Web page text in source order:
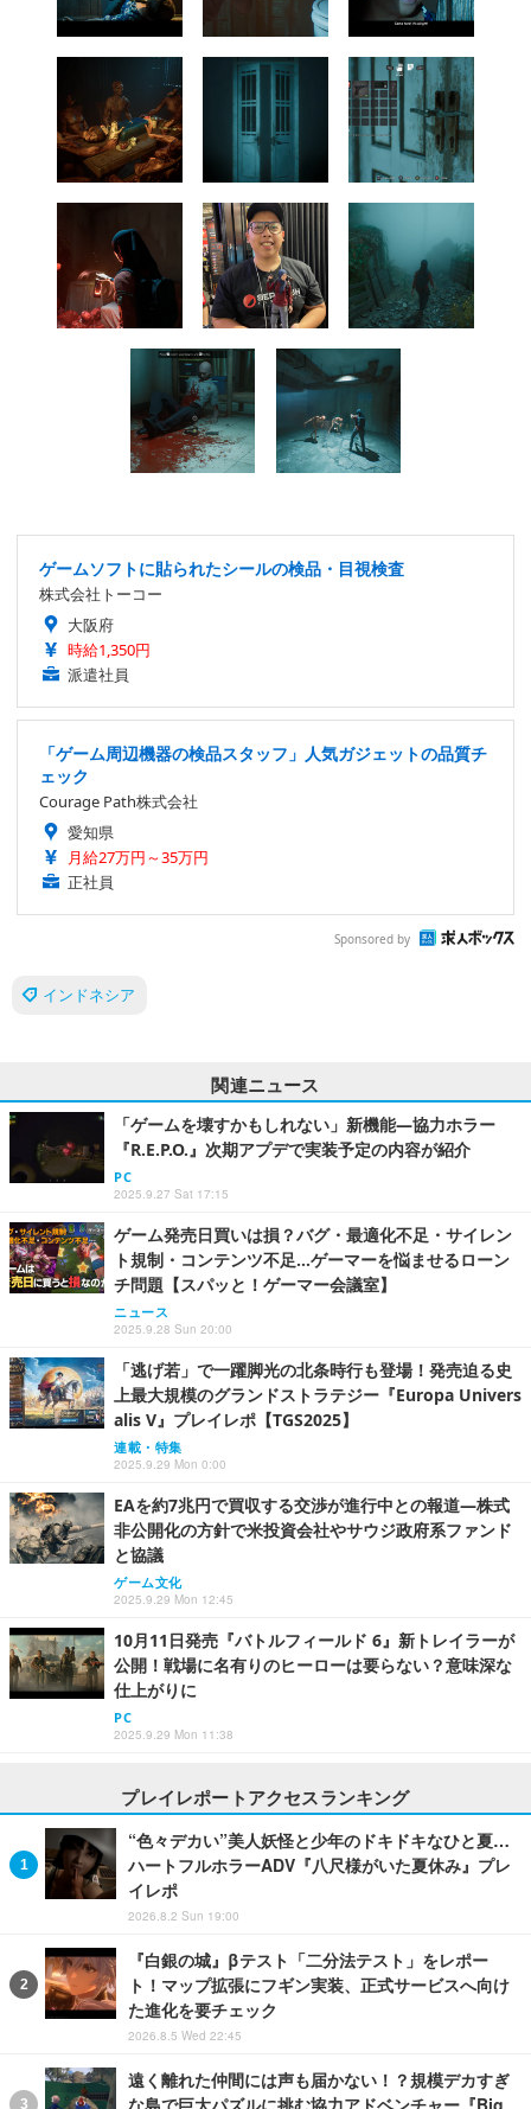
ゲームソフトに貼られたシールの検品・目視検査
株式会社トーコー
大阪府
時給1,350円
派遣社員
「ゲーム周辺機器の検品スタッフ」人気ガジェットの品質チ
ェック
Courage Path株式会社
愛知県
月給27万円～35万円
正社員
Sponsored by
インドネシア
関連ニュース
「ゲームを壊すかもしれない」新機能―協力ホラー
『R.E.P.O.』次期アプデで実装予定の内容が紹介
PC
2025.9.27 Sat 17:15
ゲーム発売日買いは損？バグ・最適化不足・サイレン
ト規制・コンテンツ不足…ゲーマーを悩ませるローン
チ問題【スパッと！ゲーマー会議室】
ニュース
2025.9.28 Sun 20:00
「逃げ若」で一躍脚光の北条時行も登場！発売迫る史
上最大規模のグランドストラテジー『Europa Univers
alis V』プレイレポ【TGS2025】
連載・特集
2025.9.29 Mon 0:00
EAを約7兆円で買収する交渉が進行中との報道―株式
非公開化の方針で米投資会社やサウジ政府系ファンド
と協議
ゲーム文化
2025.9.29 Mon 12:45
10月11日発売『バトルフィールド 6』新トレイラーが
公開！戦場に名有りのヒーローは要らない？意味深な
仕上がりに
PC
2025.9.29 Mon 11:38
プレイレポートアクセスランキング
“色々デカい”美人妖怪と少年のドキドキなひと夏…
ハートフルホラーADV『八尺様がいた夏休み』プレ
イレポ
2026.8.2 Sun 19:00
『白銀の城』βテスト「二分法テスト」をレポー
ト！マップ拡張にフギン実装、正式サービスへ向け
た進化を要チェック
2026.8.5 Wed 22:45
遠く離れた仲間には声も届かない！？規模デカすぎ
な島で巨大パズルに挑む協力アドベンチャー『Big